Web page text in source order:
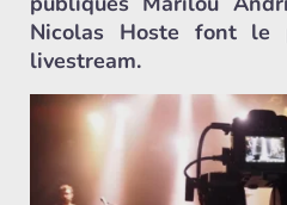
Nicolas Hoste font
livestream.